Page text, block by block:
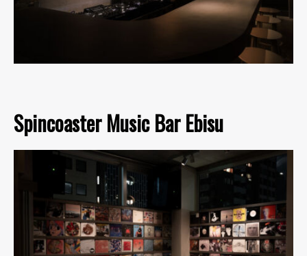
Spincoaster Music Bar Ebisu